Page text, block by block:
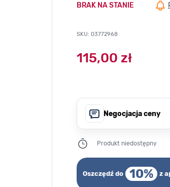
BRAK NA STANIE
SKU: 03772968
115,00 zł
Negocjacja ceny
Produkt niedostępny
Oszczędź do 10% z